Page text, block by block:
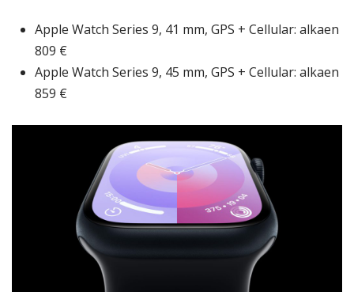
Apple Watch Series 9, 41 mm, GPS + Cellular: alkaen
809 €
Apple Watch Series 9, 45 mm, GPS + Cellular: alkaen
859 €